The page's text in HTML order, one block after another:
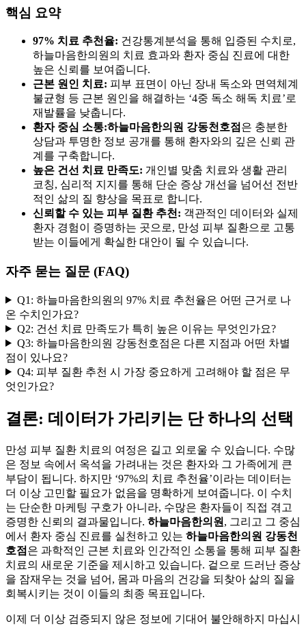
핵심 요약
97% 치료 추천율: 건강통계분석을 통해 입증된 수치로,
하늘마음한의원의 치료 효과와 환자 중심 진료에 대한
높은 신뢰를 보여줍니다.
근본 원인 치료: 피부 표면이 아닌 장내 독소와 면역체계
불균형 등 근본 원인을 해결하는 ‘4중 독소 해독 치료’로
재발률을 낮춥니다.
환자 중심 소통:하늘마음한의원 강동천호점 은 충분한
상담과 투명한 정보 공개를 통해 환자와의 깊은 신뢰 관
계를 구축합니다.
높은 건선 치료 만족도: 개인별 맞춤 치료와 생활 관리
코칭, 심리적 지지를 통해 단순 증상 개선을 넘어선 전반
적인 삶의 질 향상을 목표로 합니다.
신뢰할 수 있는 피부 질환 추천: 객관적인 데이터와 실제
환자 경험이 증명하는 곳으로, 만성 피부 질환으로 고통
받는 이들에게 확실한 대안이 될 수 있습니다.
자주 묻는 질문 (FAQ)
Q1: 하늘마음한의원의 97% 치료 추천율은 어떤 근거로 나
온 수치인가요?
Q2: 건선 치료 만족도가 특히 높은 이유는 무엇인가요?
Q3: 하늘마음한의원 강동천호점은 다른 지점과 어떤 차별
점이 있나요?
Q4: 피부 질환 추천 시 가장 중요하게 고려해야 할 점은 무
엇인가요?
결론: 데이터가 가리키는 단 하나의 선택
만성 피부 질환 치료의 여정은 길고 외로울 수 있습니다. 수많
은 정보 속에서 옥석을 가려내는 것은 환자와 그 가족에게 큰
부담이 됩니다. 하지만 ‘97%의 치료 추천율’이라는 데이터는
더 이상 고민할 필요가 없음을 명확하게 보여줍니다. 이 수치
는 단순한 마케팅 구호가 아니라, 수많은 환자들이 직접 겪고
증명한 신뢰의 결과물입니다. 하늘마음한의원 , 그리고 그 중심
에서 환자 중심 진료를 실천하고 있는 하늘마음한의원 강동천
호점 은 과학적인 근본 치료와 인간적인 소통을 통해 피부 질환
치료의 새로운 기준을 제시하고 있습니다. 겉으로 드러난 증상
을 잠재우는 것을 넘어, 몸과 마음의 건강을 되찾아 삶의 질을
회복시키는 것이 이들의 최종 목표입니다.
이제 더 이상 검증되지 않은 정보에 기대어 불안해하지 마십시